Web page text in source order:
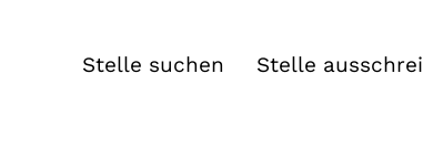
Stelle
Stelle suchen